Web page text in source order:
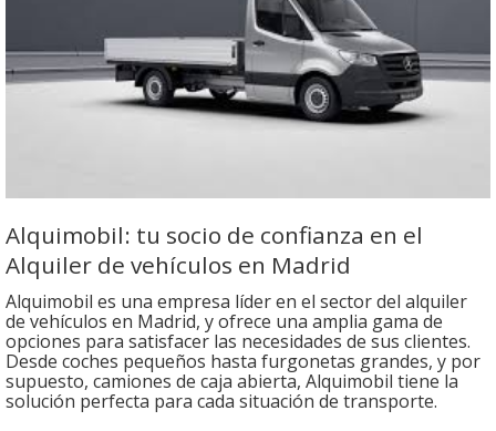
Alquimobil: tu socio de confianza en el
Alquiler de vehículos en Madrid
Alquimobil es una empresa líder en el sector del alquiler
de vehículos en Madrid, y ofrece una amplia gama de
opciones para satisfacer las necesidades de sus clientes.
Desde coches pequeños hasta furgonetas grandes, y por
supuesto, camiones de caja abierta, Alquimobil tiene la
solución perfecta para cada situación de transporte.